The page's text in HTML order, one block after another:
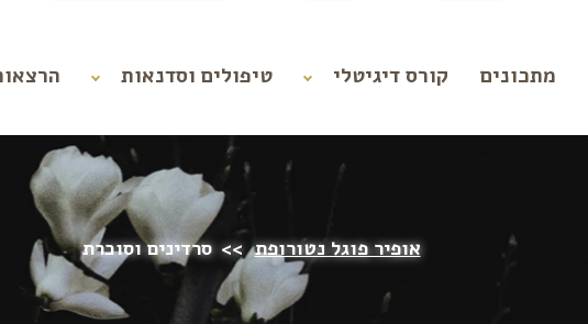
מתכונים קורס דיגיטלי טיפולים וסדנאות
אופיר פוגל נטורופת >> סרדינים וסוכרת